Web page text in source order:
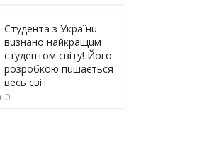
Студента з Українu
вuзнано найкращuм
студентом світу! Його
розробкою пuшається
весь світ
0